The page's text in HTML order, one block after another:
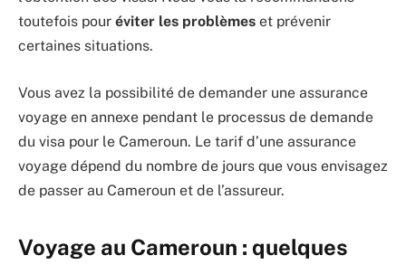
toutefois pour éviter les problèmes et prévenir
certaines situations.
Vous avez la possibilité de demander une assurance
voyage en annexe pendant le processus de demande
du visa pour le Cameroun. Le tarif d’une assurance
voyage dépend du nombre de jours que vous envisagez
de passer au Cameroun et de l’assureur.
Voyage au Cameroun : quelques